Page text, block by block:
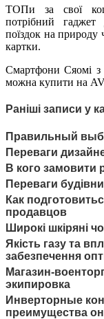
ТОПи за свої
потрібний
поїздок на природу
картки.
Смартфони Сяомі з
можна купити на
Раніші записи у
Правильный
Переваги
В кого замовити
Переваги
Как
продавцов
Широкі шкіряні
Якість газу та
забезпечення
Магазин-
экипировка
Инверторные
преимущества